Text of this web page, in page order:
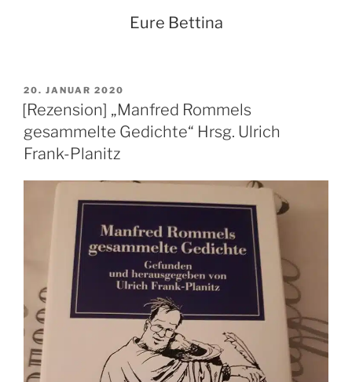
Eure Bettina
VERÖFFENTLICHT
AM
20. JANUAR 2020
[Rezension] „Manfred Rommels
gesammelte Gedichte“ Hrsg. Ulrich
Frank-Planitz